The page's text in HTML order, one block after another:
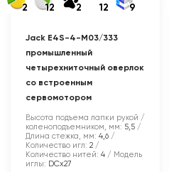
2 12 2 12 9
Jack E4S-4-M03/333
промышленный
четырехниточный оверлок
со встроенным
сервомотором
Высота подъема лапки рукой /
коленоподъемником, мм: 5,5
Длина стежка, мм: 4,6
Количество игл: 2
Количество нитей: 4
Модель
иглы: DCx27